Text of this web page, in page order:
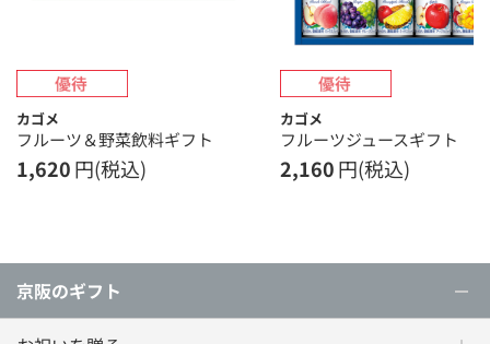
カゴメ
フルーツ＆野菜飲料ギフト
1,620円(税込)
カゴメ
フルーツジュースギフト
2,160円(税込)
京阪のギフト